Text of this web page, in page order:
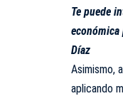
Te puede
económica
Díaz
Asimismo,
aplicando